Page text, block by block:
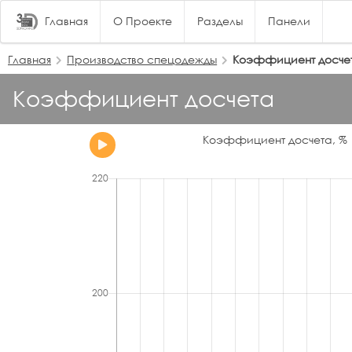
Главная О Проекте Разделы Панели
Главная Производство спецодежды Коэффициент
Коэффициент досчета
Коэффициент досчета, %